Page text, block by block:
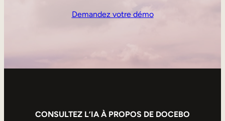
Demandez votre démo
CONSULTEZ L’IA À PROPOS DE DOCEBO